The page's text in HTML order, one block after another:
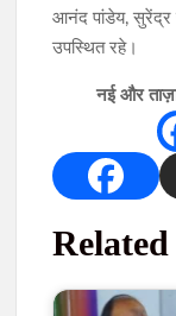
आनंद पांडेय, सुरेंद्र
उपस्थित रहे।
नई और
Related